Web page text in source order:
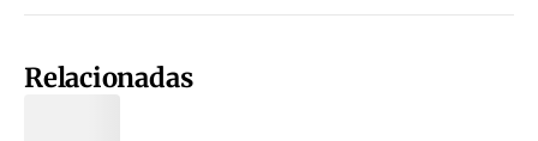
Relacionadas